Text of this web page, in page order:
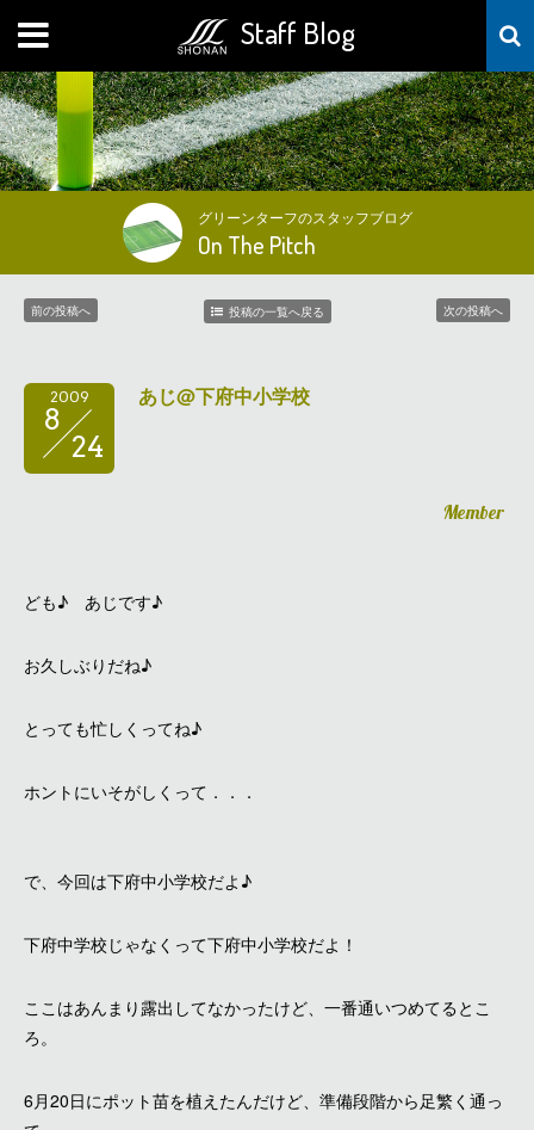
Staff Blog
MENU
グリーンターフのスタッフブログ
On The Pitch
前の投稿へ 投稿の一覧へ戻る 次の投稿へ
2009
8
24
あじ@下府中小学校
Member
ども♪ あじです♪
お久しぶりだね♪
とっても忙しくってね♪
ホントにいそがしくって．．．
で、今回は下府中小学校だよ♪
下府中学校じゃなくって下府中小学校だよ！
ここはあんまり露出してなかったけど、一番通いつめてるとこ
ろ。
6月20日にポット苗を植えたんだけど、準備段階から足繁く通っ